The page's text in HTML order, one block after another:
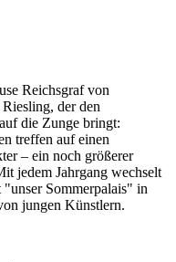
Reichsgraf von
der den
die Zunge bringt:
treffen auf einen
– ein noch größerer
jedem Jahrgang wechselt
Sommerpalais" in
jungen Künstlern.